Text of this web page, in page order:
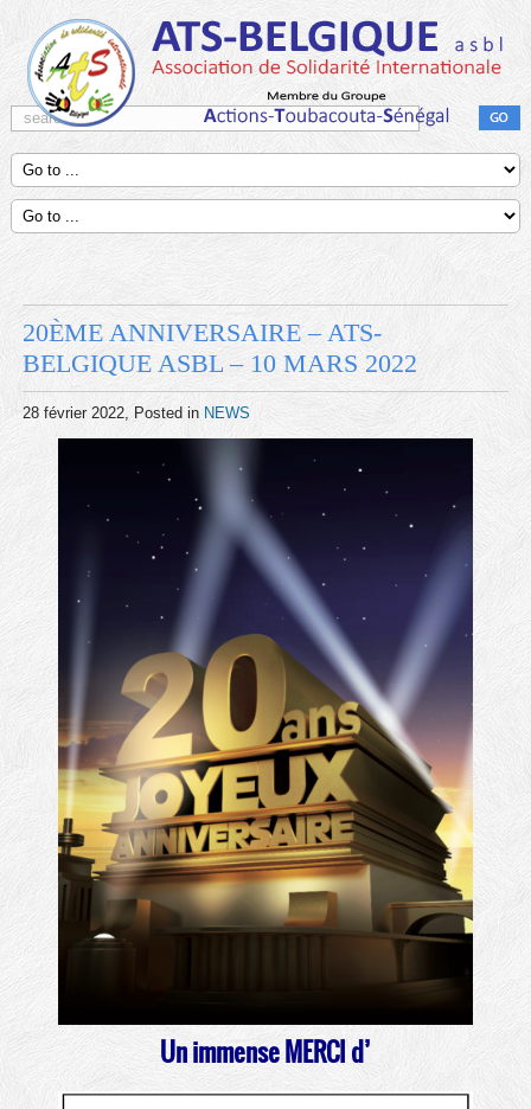
20ÈME ANNIVERSAIRE – ATS-
BELGIQUE ASBL – 10 MARS 2022
28 février 2022, Posted in NEWS
Un immense MERCI d’